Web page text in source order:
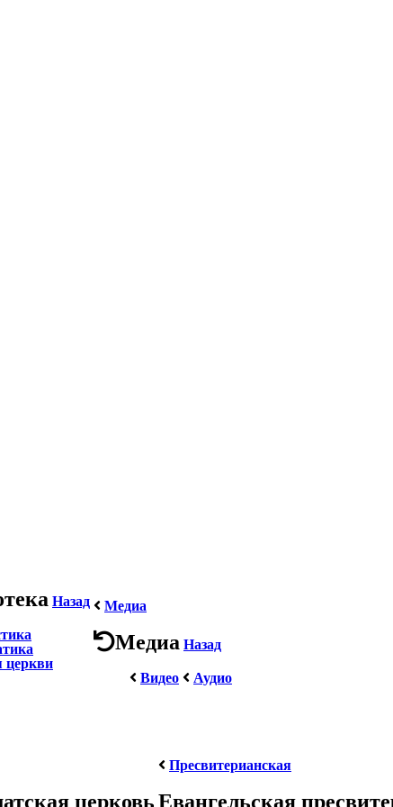
Назад
церкви
Медиа
Медиа Назад
Видео
Аудио
церковь
Пресвитерианская
Евангельская